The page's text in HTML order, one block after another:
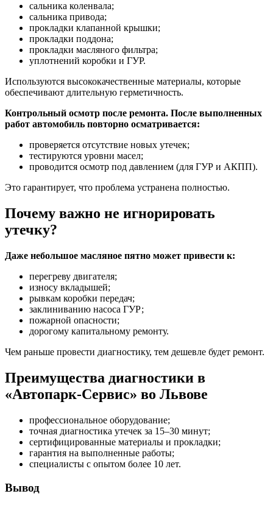
сальника коленвала;
сальника привода;
прокладки клапанной крышки;
прокладки поддона;
прокладки масляного фильтра;
уплотнений коробки и ГУР.
Используются высококачественные материалы, которые
обеспечивают длительную герметичность.
Контрольный осмотр после ремонта. После выполненных
работ автомобиль повторно осматривается:
проверяется отсутствие новых утечек;
тестируются уровни масел;
проводится осмотр под давлением (для ГУР и АКПП).
Это гарантирует, что проблема устранена полностью.
Почему важно не игнорировать
утечку?
Даже небольшое масляное пятно может привести к:
перегреву двигателя;
износу вкладышей;
рывкам коробки передач;
заклиниванию насоса ГУР;
пожарной опасности;
дорогому капитальному ремонту.
Чем раньше провести диагностику, тем дешевле будет ремонт.
Преимущества диагностики в
«Автопарк-Сервис» во Львове
профессиональное оборудование;
точная диагностика утечек за 15–30 минут;
сертифицированные материалы и прокладки;
гарантия на выполненные работы;
специалисты с опытом более 10 лет.
Вывод